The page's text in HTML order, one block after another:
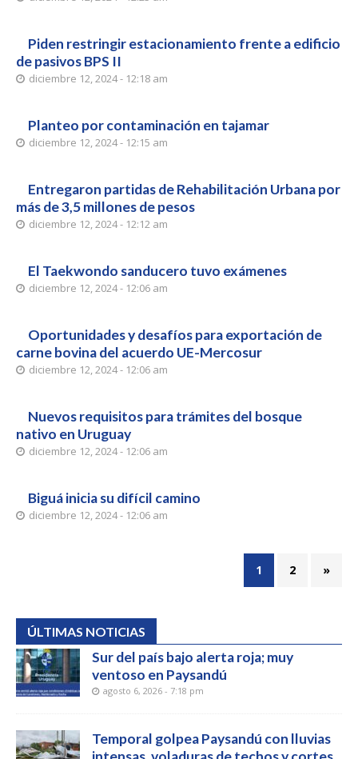
Piden restringir estacionamiento frente a edificio
de pasivos BPS II
diciembre 12, 2024 - 12:18 am
Planteo por contaminación en tajamar
diciembre 12, 2024 - 12:15 am
Entregaron partidas de Rehabilitación Urbana por
más de 3,5 millones de pesos
diciembre 12, 2024 - 12:12 am
El Taekwondo sanducero tuvo exámenes
diciembre 12, 2024 - 12:06 am
Oportunidades y desafíos para exportación de
carne bovina del acuerdo UE-Mercosur
diciembre 12, 2024 - 12:06 am
Nuevos requisitos para trámites del bosque
nativo en Uruguay
diciembre 12, 2024 - 12:06 am
Biguá inicia su difícil camino
diciembre 12, 2024 - 12:06 am
1 2 »
ÚLTIMAS NOTICIAS
Sur del país bajo alerta roja; muy
ventoso en Paysandú
agosto 6, 2026 - 7:18 pm
Temporal golpea Paysandú con lluvias